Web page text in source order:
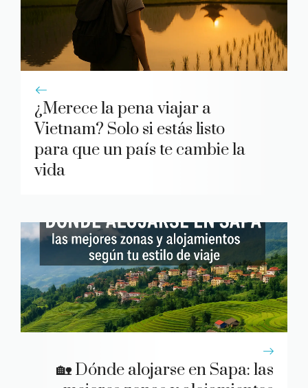
¿Merece la pena viajar a
Vietnam? Solo si estás listo
para que un país te cambie la
vida
🏡 Dónde alojarse en Sapa: las